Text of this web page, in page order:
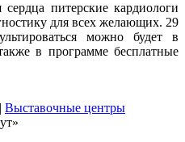
питерские кардиологи
для всех желающих. 29
можно будет в
в программе бесплатные
| Выставочные центры